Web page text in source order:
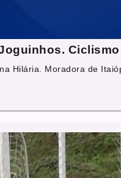
Hilária. Moradora de